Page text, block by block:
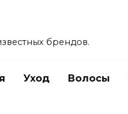
брендов.
Уход Волосы